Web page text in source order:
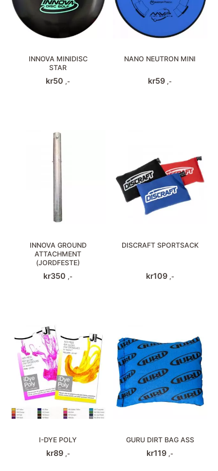
INNOVA MINIDISC
STAR
kr50 ,-
NANO NEUTRON MINI
kr59 ,-
INNOVA GROUND
ATTACHMENT
(JORDFESTE)
kr350 ,-
DISCRAFT SPORTSACK
kr109 ,-
I-DYE POLY
kr89 ,-
GURU DIRT BAG ASS
kr119 ,-